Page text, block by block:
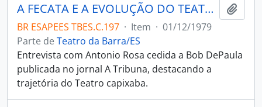
A FECATA E A EVOLUÇÃO DO TEATRO CAPIXABA
BR ESAPEES TBES.C.197 · Item · 01/12/1979
Parte de Teatro da Barra/ES
Entrevista com Antonio Rosa cedida a Bob DePaula
publicada no jornal A Tribuna, destacando a
trajetória do Teatro capixaba.